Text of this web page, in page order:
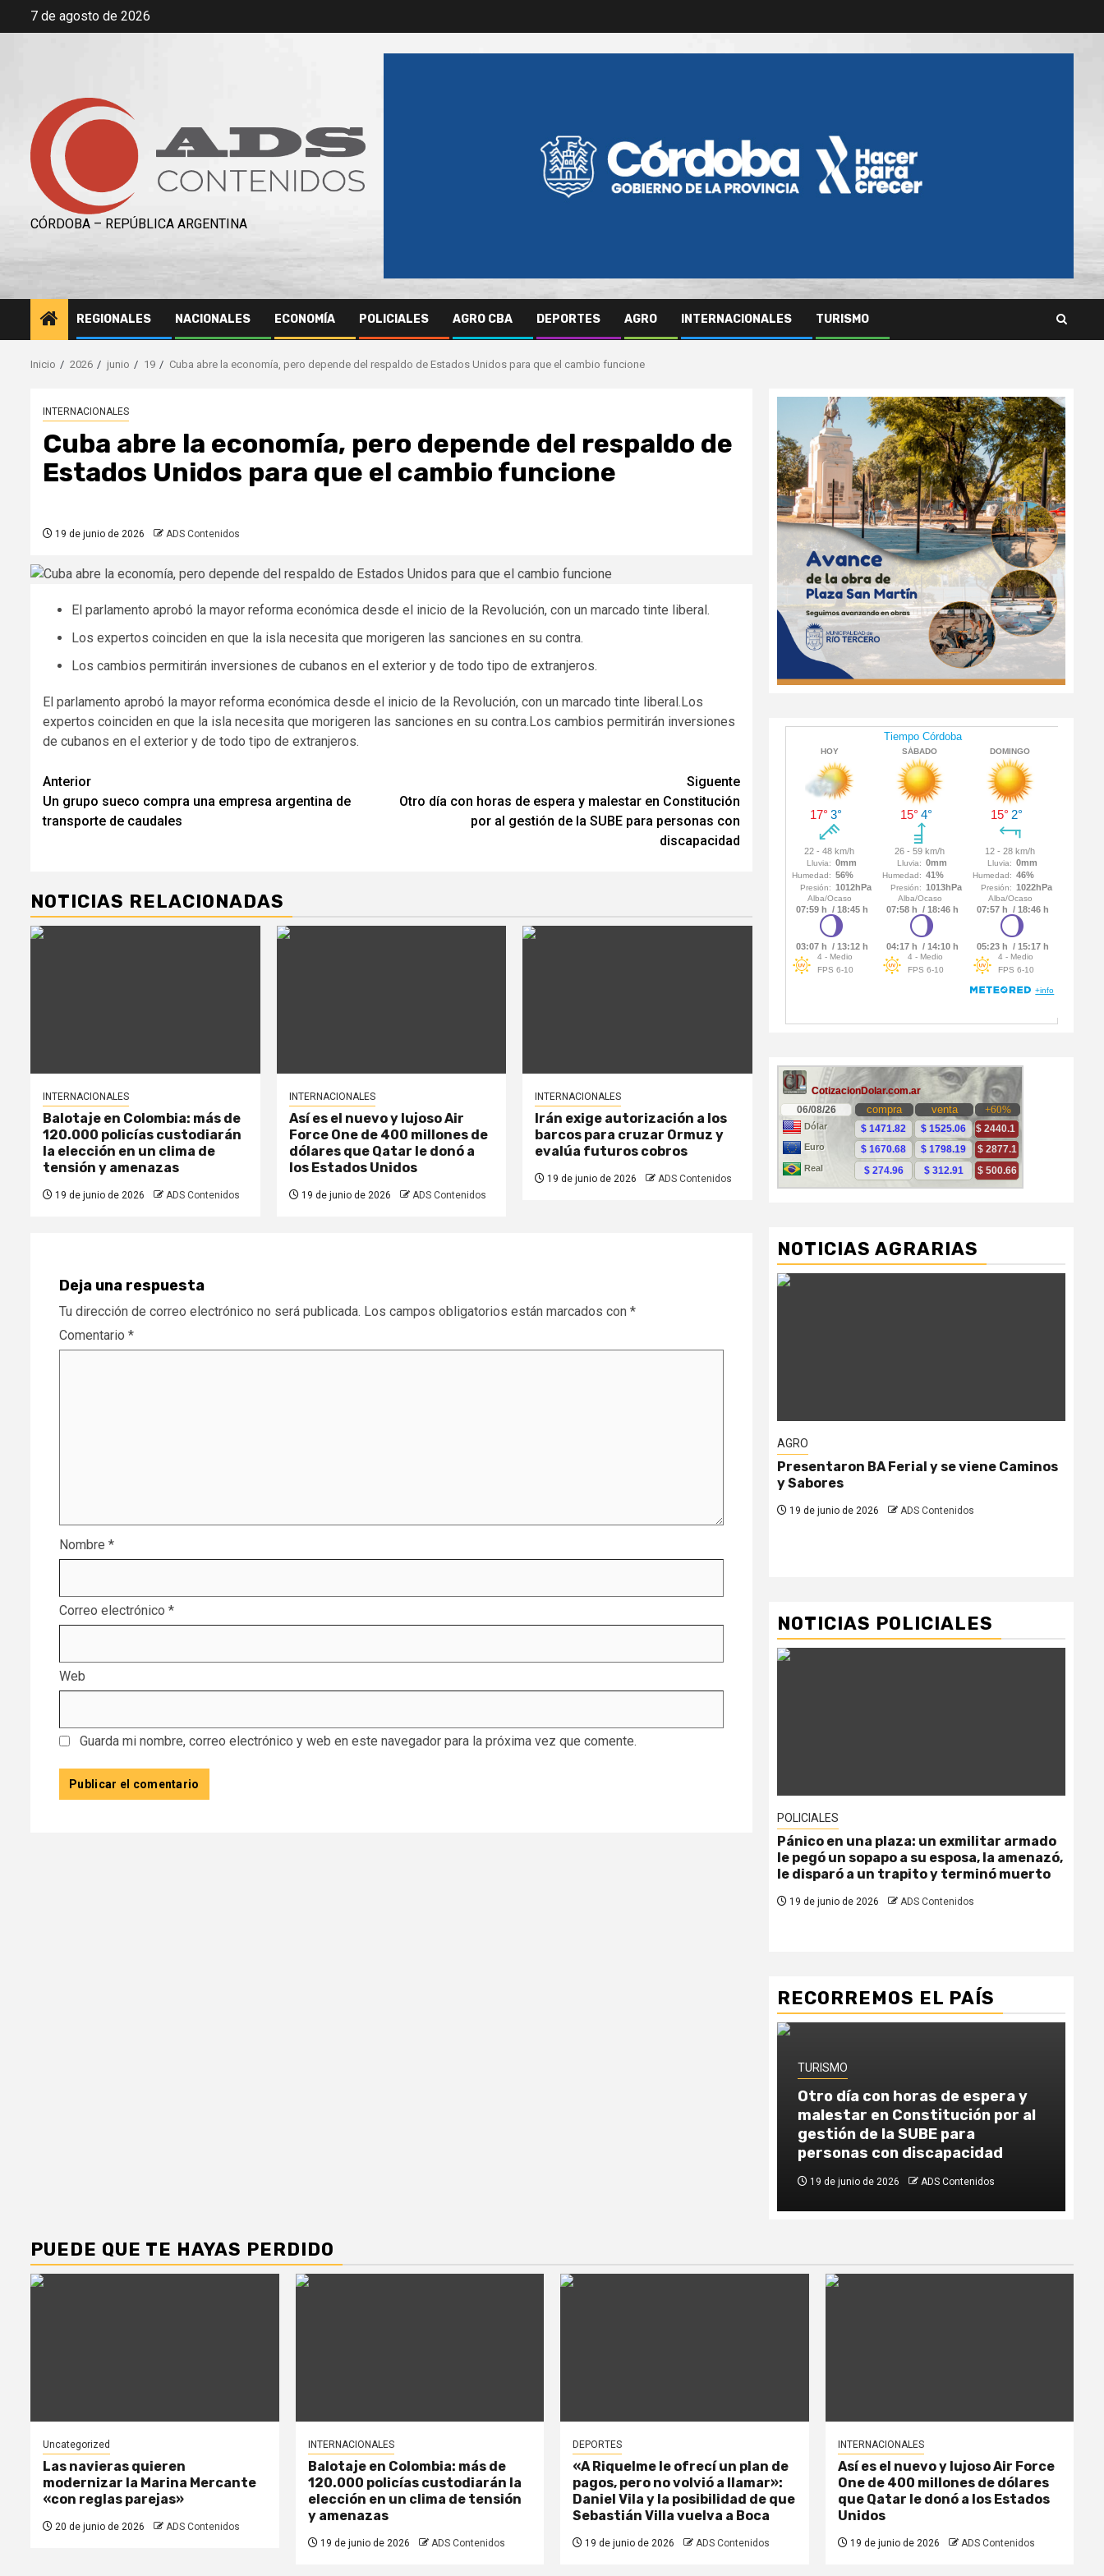
Saltar7 de agosto de 2026
CÓRDOBA – REPÚBLICA ARGENTINA
REGIONALES NACIONALES ECONOMÍA POLICIALES AGRO CBA DEPORTES AGRO INTERNACIONALES TURISMO
Inicio 2026 junio 19 Cuba abre la economía, pero depende del respaldo de Estados Unidos para que el cambio funcione
INTERNACIONALES
Cuba abre la economía, pero depende del respaldo de
Estados Unidos para que el cambio funcione
19 de junio de 2026 ADS Contenidos
El parlamento aprobó la mayor reforma económica desde el inicio de la Revolución, con un marcado tinte liberal.
Los expertos coinciden en que la isla necesita que morigeren las sanciones en su contra.
Los cambios permitirán inversiones de cubanos en el exterior y de todo tipo de extranjeros.
El parlamento aprobó la mayor reforma económica desde el inicio de la Revolución, con un marcado tinte liberal.Los
expertos coinciden en que la isla necesita que morigeren las sanciones en su contra.Los cambios permitirán inversiones
de cubanos en el exterior y de todo tipo de extranjeros.
Navegación
de
Anterior
Un grupo sueco compra una empresa argentina de
transporte de caudales
Siguente
Otro día con horas de espera y malestar en Constitución
por al gestión de la SUBE para personas con
discapacidad
NOTICIAS RELACIONADAS
INTERNACIONALES
Balotaje en Colombia: más de
120.000 policías custodiarán
la elección en un clima de
tensión y amenazas
19 de junio de 2026 ADS Contenidos
INTERNACIONALES
Así es el nuevo y lujoso Air
Force One de 400 millones de
dólares que Qatar le donó a
los Estados Unidos
19 de junio de 2026 ADS Contenidos
INTERNACIONALES
Irán exige autorización a los
barcos para cruzar Ormuz y
evalúa futuros cobros
19 de junio de 2026 ADS Contenidos
Deja una respuesta
Tu dirección de correo electrónico no será publicada. Los campos obligatorios están marcados con *
Comentario *
Nombre *
Correo electrónico *
Web
Guarda mi nombre, correo electrónico y web en este navegador para la próxima vez que comente.
NOTICIAS AGRARIAS
AGRO
Presentaron BA Ferial y se viene Caminos
y Sabores
19 de junio de 2026 ADS Contenidos
NOTICIAS POLICIALES
POLICIALES
Pánico en una plaza: un exmilitar armado
le pegó un sopapo a su esposa, la amenazó,
le disparó a un trapito y terminó muerto
19 de junio de 2026 ADS Contenidos
RECORREMOS EL PAÍS
TURISMO
Otro día con horas de espera y
malestar en Constitución por al
gestión de la SUBE para
personas con discapacidad
19 de junio de 2026 ADS Contenidos
PUEDE QUE TE HAYAS PERDIDO
Uncategorized
Las navieras quieren
modernizar la Marina Mercante
«con reglas parejas»
20 de junio de 2026 ADS Contenidos
INTERNACIONALES
Balotaje en Colombia: más de
120.000 policías custodiarán la
elección en un clima de tensión
y amenazas
19 de junio de 2026 ADS Contenidos
DEPORTES
«A Riquelme le ofrecí un plan de
pagos, pero no volvió a llamar»:
Daniel Vila y la posibilidad de que
Sebastián Villa vuelva a Boca
19 de junio de 2026 ADS Contenidos
INTERNACIONALES
Así es el nuevo y lujoso Air Force
One de 400 millones de dólares
que Qatar le donó a los Estados
Unidos
19 de junio de 2026 ADS Contenidos